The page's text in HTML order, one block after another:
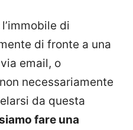
di
di fronte a una
email, o
necessariamente
da questa
fare una